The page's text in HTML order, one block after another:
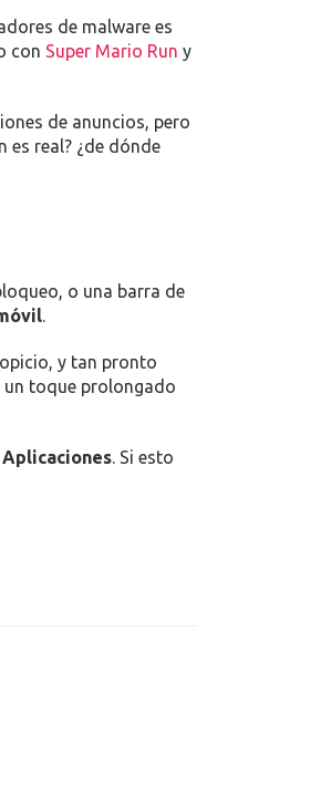
de malware es
con Super Mario Run y
de anuncios, pero
es real? ¿de dónde
o una barra de
.
y tan pronto
un toque prolongado
. Si esto